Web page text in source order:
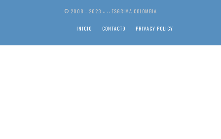
© 2008 - 2023 :: :: ESGRIMA COLOMBIA
INICIO CONTACTO PRIVACY POLICY